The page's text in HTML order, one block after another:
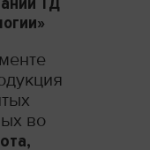
во